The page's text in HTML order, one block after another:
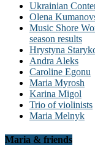
Ukrainian
Olena
Music Shore
season results
Hrystyna
Andra Aleks
Caroline Egonu
Maria Myrosh
Karina Migol
Trio of violinists
Maria Melnyk
Maria & friends